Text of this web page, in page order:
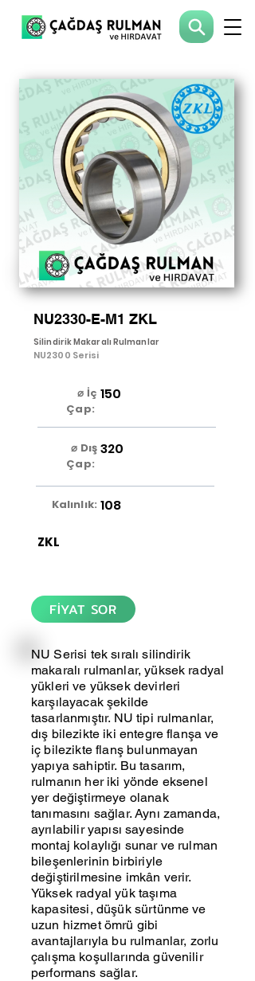
NU2330-E-M1 ZKL
Silindirik Makaralı Rulmanlar
NU2300 Serisi
⌀ İç
Çap:
150
⌀ Dış
Çap:
320
Kalınlık: 108
ZKL
FİYAT SOR
NU Serisi tek sıralı silindirik
makaralı rulmanlar, yüksek radyal
yükleri ve yüksek devirleri
karşılayacak şekilde
tasarlanmıştır. NU tipi rulmanlar,
dış bilezikte iki entegre flanşa ve
iç bilezikte flanş bulunmayan
yapıya sahiptir. Bu tasarım,
rulmanın her iki yönde eksenel
yer değiştirmeye olanak
tanımasını sağlar. Aynı zamanda,
ayrılabilir yapısı sayesinde
montaj kolaylığı sunar ve rulman
bileşenlerinin birbiriyle
değiştirilmesine imkân verir.
Yüksek radyal yük taşıma
kapasitesi, düşük sürtünme ve
uzun hizmet ömrü gibi
avantajlarıyla bu rulmanlar, zorlu
çalışma koşullarında güvenilir
performans sağlar.